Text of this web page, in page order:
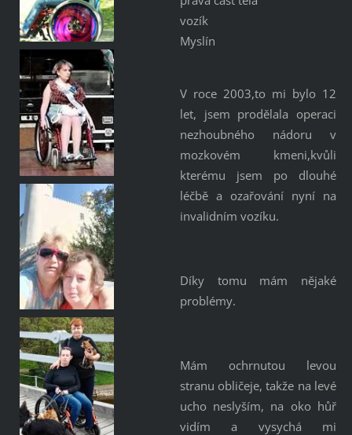
vozík
Myslín
V roce 2003,to mi bylo 12
let, jsem prodělala operaci
nezhoubného nádoru v
mozkovém kmeni,kvůli
kterému jsem po dlouhé
léčbě a ozařování nyní na
invalidním vozíku.
Díky tomu mám nějaké
problémy.
Mám ochrnutou levou
stranu obličeje, takže na levé
ucho neslyším, na oko hůř
vidím a vysychá mi